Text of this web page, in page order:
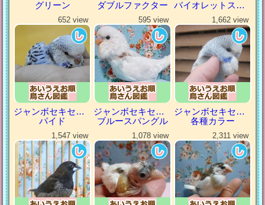
グリーン
ダブルファクター
バイオレットスパングル
652 view
ジャンボセキセイインコ
パイド
595 view
ジャンボセキセイインコ
ブルースパングル
1,662 view
ジャンボセキセイインコ
各種カラー
1,547 view 1,078 view 2,311 view